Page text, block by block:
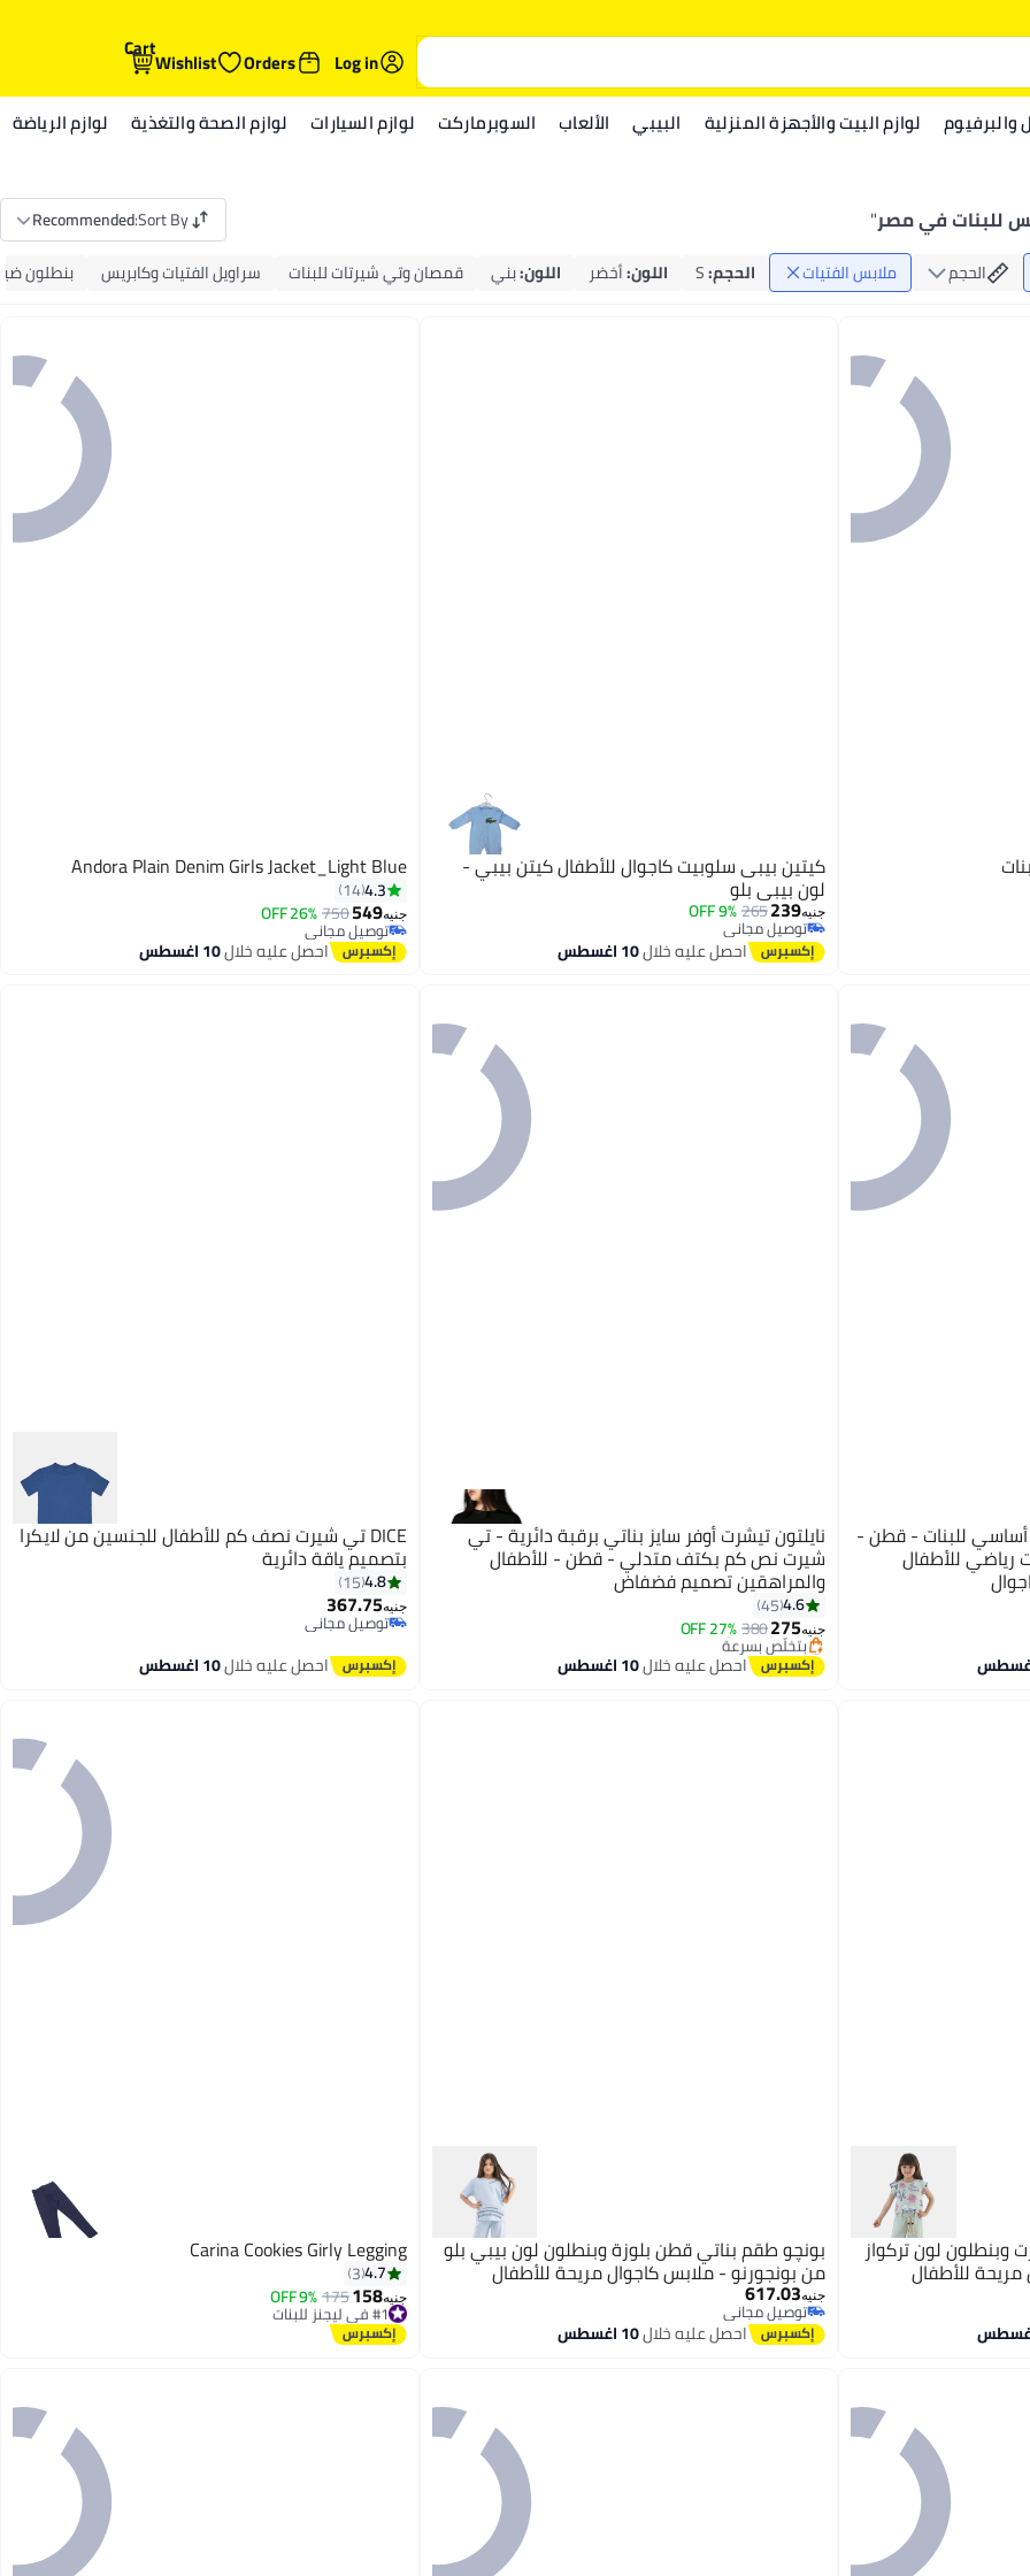
Log in
Orders
Wishlist
Cart
والبرفيوم لوازم البيت والأجهزة المنزلية البيبي الألعاب السوبرماركت لوازم السيارات لوازم الصحة والتغذية لوازم الرياضة
للبنات في مصر"
Sort By
:
Recommended
الحجم ملابس الفتيات الحجم:
S اللون:أخضر اللون:بني قمصان وتي شيرتات للبنات سراويل الفتيات وكابريس بنطلون
كيتين بيبى سلوبيت كاجوال للأطفال كيتن بيبي -
لون بيبي بلو
جنيه239
265
9% OFF
توصيل مجاني
توصيل مجانياحصل عليه خلال10 اغسطس
Andora Plain Denim Girls Jacket_Light Blue
4.3
14
جنيه549
750
26% OFF
توصيل مجاني
توصيل مجانياحصل عليه خلال10 اغسطس
للبنات - قطن -
للأطفال
نايلتون تيشرت أوفر سايز بناتي برقبة دائرية - تي
شيرت نص كم بكتف متدلي - قطن - للأطفال
والمراهقين تصميم فضفاض
4.6
45
جنيه275
380
27% OFF
#5 في بلايز وتيشيرتات البنات
توصيل مجاني
بتخلّص بسرعة
#5 في بلايز وتيشيرتات البنات
احصل عليه خلال10 اغسطس
DICE تي شيرت نصف كم للأطفال للجنسين من لايكرا
بتصميم ياقة دائرية
4.8
15
جنيه367.75
توصيل مجاني
توصيل مجاني
احصل عليه خلال10 اغسطس
لون تركواز
للأطفال
بونچو طقم بناتي قطن بلوزة وبنطلون لون بيبي بلو
من بونجورنو - ملابس كاجوال مريحة للأطفال
جنيه617.03
توصيل مجاني
توصيل مجانياحصل عليه خلال10 اغسطس
Carina Cookies Girly Legging
4.7
3
جنيه158
175
9% OFF #1 في ليجنز للبنات
توصيل مجاني
#1 في ليجنز للبنات